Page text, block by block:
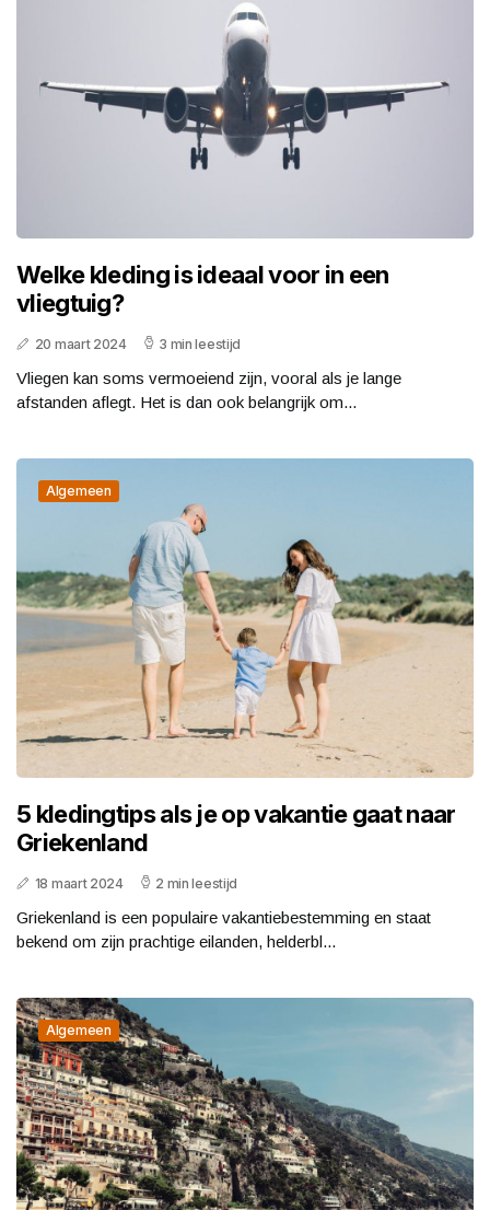
Welke kleding is ideaal voor in een
vliegtuig?
20 maart 2024 3 min leestijd
Vliegen kan soms vermoeiend zijn, vooral als je lange
afstanden aflegt. Het is dan ook belangrijk om...
Algemeen
5 kledingtips als je op vakantie gaat naar
Griekenland
18 maart 2024 2 min leestijd
Griekenland is een populaire vakantiebestemming en staat
bekend om zijn prachtige eilanden, helderbl...
Algemeen